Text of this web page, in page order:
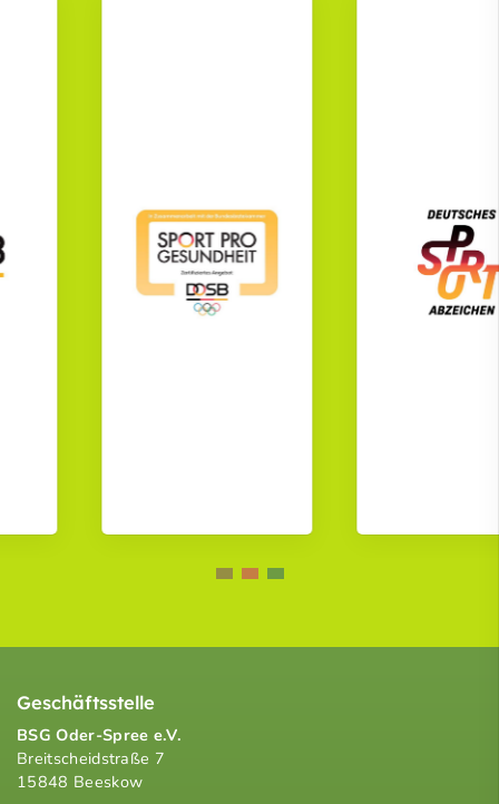
Geschäftsstelle
BSG Oder-Spree e.V.
Breitscheidstraße 7
15848 Beeskow